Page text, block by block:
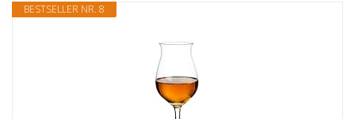
BESTSELLER NR. 8